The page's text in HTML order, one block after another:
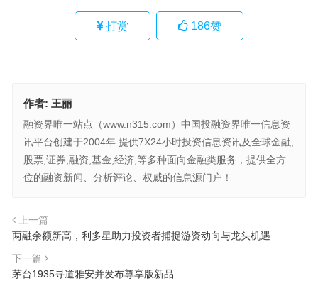
打赏 186赞
作者: 王丽
融资界唯一站点（www.n315.com）中国投融资界唯一信息资
讯平台创建于2004年:提供7X24小时投资信息资讯及全球金融,
股票,证券,融资,基金,经济,等多种面向金融类服务，提供全方
位的融资新闻、分析评论、权威的信息源门户！
上一篇
两融余额新高，利多星助力投资者捕捉游资动向与龙头机遇
下一篇
茅台1935寻道雅安并发布尊享版新品